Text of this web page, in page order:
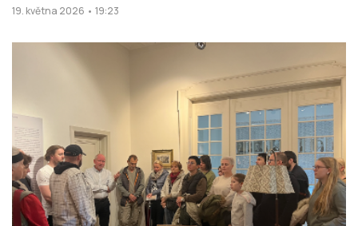
19. května 2026 • 19:23